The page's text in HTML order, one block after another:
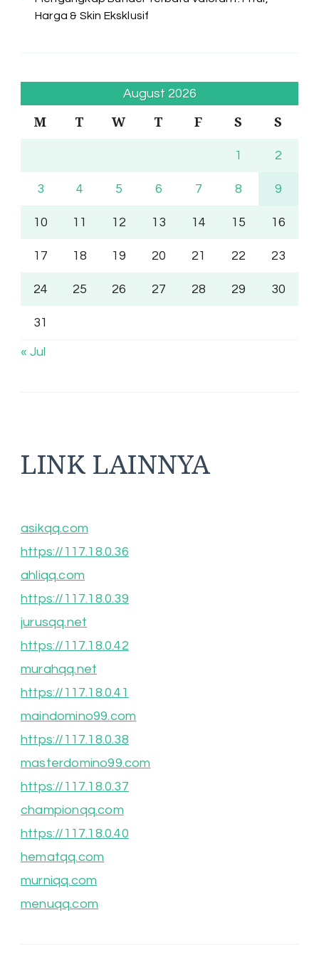
Harga & Skin Eksklusif
August 2026
M T W T F S S
1 2
3 4 5 6 7 8 9
10 11 12 13 14 15 16
17 18 19 20 21 22 23
24 25 26 27 28 29 30
31
« Jul
LINK LAINNYA
asikqq.com
https://117.18.0.36
ahliqq.com
https://117.18.0.39
jurusqq.net
https://117.18.0.42
murahqq.net
https://117.18.0.41
maindomino99.com
https://117.18.0.38
masterdomino99.com
https://117.18.0.37
championqq.com
https://117.18.0.40
hematqq.com
murniqq.com
menuqq.com